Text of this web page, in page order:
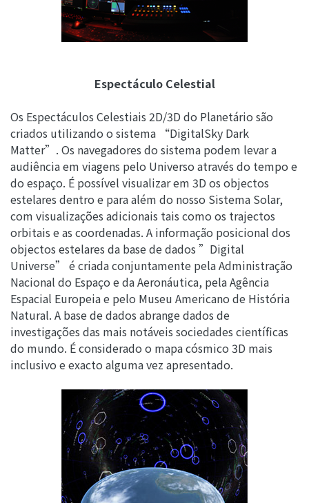
Espectáculo Celestial
Os Espectáculos Celestiais 2D/3D do Planetário são
criados utilizando o sistema “DigitalSky Dark
Matter”. Os navegadores do sistema podem levar a
audiência em viagens pelo Universo através do tempo e
do espaço. É possível visualizar em 3D os objectos
estelares dentro e para além do nosso Sistema Solar,
com visualizações adicionais tais como os trajectos
orbitais e as coordenadas. A informação posicional dos
objectos estelares da base de dados ”Digital
Universe” é criada conjuntamente pela Administração
Nacional do Espaço e da Aeronáutica, pela Agência
Espacial Europeia e pelo Museu Americano de História
Natural. A base de dados abrange dados de
investigações das mais notáveis sociedades científicas
do mundo. É considerado o mapa cósmico 3D mais
inclusivo e exacto alguma vez apresentado.